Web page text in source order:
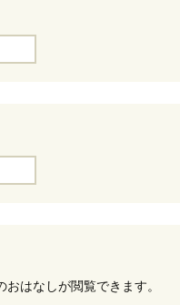
はなしが閲覧できます。